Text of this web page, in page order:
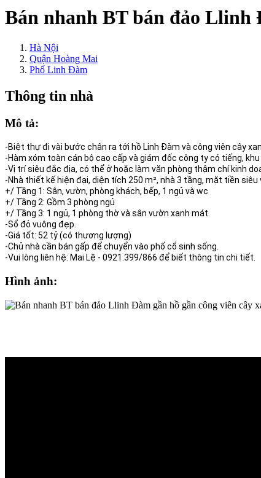
Bán nhanh BT bán đảo Llinh
Hà Nội
Quận Hoàng Mai
Phố Linh Đàm
Thông tin nhà
Mô tả:
-Biệt thự đi vài bước chân ra tới hồ Linh Đàm và công viên cây
-Hàm xóm toàn cán bộ cao cấp và giám đốc công ty có tiếng,
-Vị trí siêu đắc địa, có thể ở hoặc làm văn phòng thậm chí kinh
-Nhà thiết kế hiện đại, diện tích 250 m², nhà 3 tầng, mặt tiền
+/ Tầng 1: Sân, vườn, phòng khách, bếp, 1 ngủ và wc
+/ Tầng 2: Gồm 3 phòng ngủ
+/ Tầng 3: 1 ngủ, 1 phòng thờ và sân vườn xanh mát
-Sổ đỏ vuông đẹp.
-Giá tốt: 52 tỷ (có thương lượng)
-Chủ nhà cần bán gấp để chuyển vào phố cổ sinh sống.
-Vui lòng liên hệ: Mai Lệ - 0921.399/866 để biết thông tin chi tiết.
Hình ảnh: